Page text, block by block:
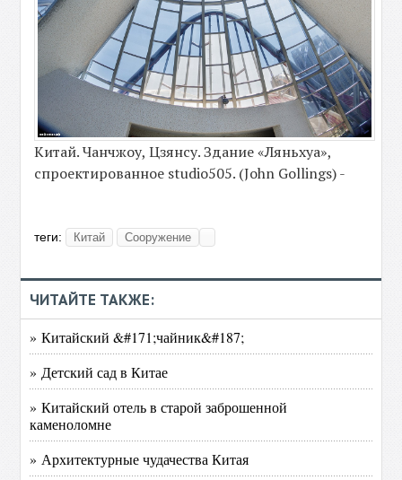
Китай. Чанчжоу, Цзянсу. Здание «Ляньхуа»,
спроектированное studio505. (John Gollings) -
теги: Китай Сооружение
ЧИТАЙТЕ ТАКЖЕ:
» Китайский &#171;чайник&#187;
» Детский сад в Китае
» Китайский отель в старой заброшенной
каменоломне
» Архитектурные чудачества Китая